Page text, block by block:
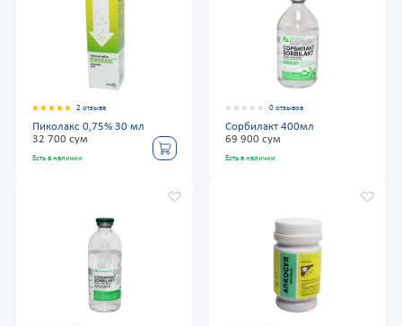
2 отзыва
Пиколакс 0,75% 30 мл
32 700 сум
Есть в наличии
0 отзывов
Сорбилакт 400мл
69 900 сум
Есть в наличии